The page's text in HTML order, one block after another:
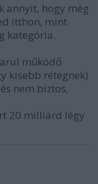
annyit, hogy még
itthon, mint
kategória.
működő
kisebb rétegnek)
nem biztos,
20 milliárd légy